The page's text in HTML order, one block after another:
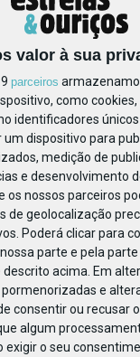
valor à sua
parceiros
como
identificadores
dispositivo para
medição de
e desenvolvimento
os nossos parceiros
de geolocalização
Poderá clicar para
parte e pela
acima. Em
e
consentir ou recusar
algum
exigir o seu